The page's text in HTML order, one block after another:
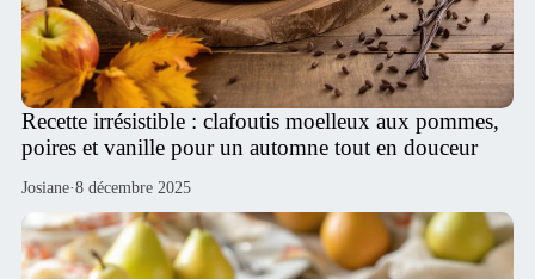
Recette irrésistible : clafoutis moelleux aux pommes,
poires et vanille pour un automne tout en douceur
Josiane·8 décembre 2025